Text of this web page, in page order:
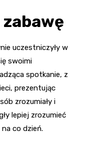
uczestniczyły w
swoimi
spotkanie, z
prezentując
zrozumiały i
lepiej zrozumieć
co dzień.